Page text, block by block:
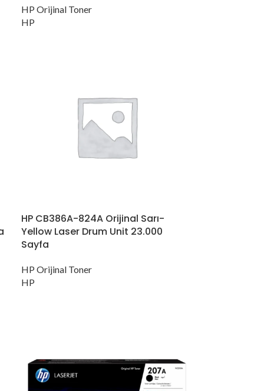
HP Orijinal Toner
HP
HP CB386A-824A Orijinal Sarı-
Yellow Laser Drum Unit 23.000
Sayfa
HP Orijinal Toner
HP